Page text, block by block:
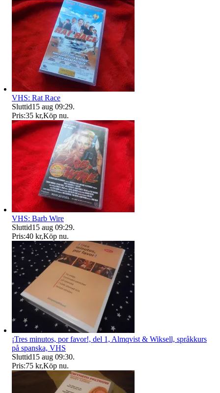
VHS: Rat Race
Sluttid15 aug 09:29.
Pris:35 kr,Köp nu.
VHS: Barb Wire
Sluttid15 aug 09:29.
Pris:40 kr,Köp nu.
¡Tres minutos, por favor!, del 1, Almqvist & Wiksell, språkkurs
på spanska, VHS
Sluttid15 aug 09:30.
Pris:75 kr,Köp nu.